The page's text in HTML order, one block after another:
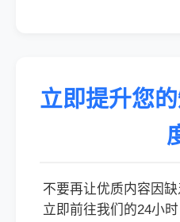
立即提升您
不要再让优质内容因缺
立即前往我们的24小